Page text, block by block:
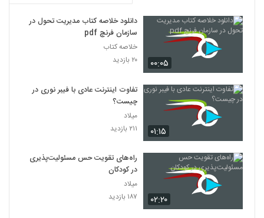
۰۰:۰۵
دانلود خلاصه کتاب مدیریت تحول در
سازمان فرنچ pdf
خلاصه کتاب
۲۰ بازدید
۰۱:۱۵
تفاوت اینترنت عادی با فیبر نوری در
چیست؟
میلاد
۲۱۱ بازدید
۰۲:۲۰
راه‌های تقویت حس مسئولیت‌پذیری
در کودکان
میلاد
۱۸۷ بازدید